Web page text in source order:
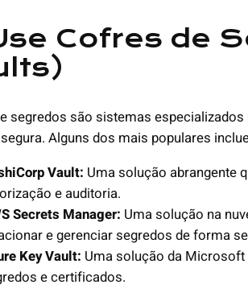
Cofres de
segredos são sistemas
Alguns dos mais populares
Vault: Uma solução abrangente
e auditoria.
Secrets Manager: Uma solução na
e gerenciar segredos de forma
Key Vault: Uma solução da
e certificados.